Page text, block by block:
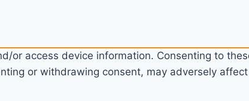
or access device information. Consenting to
or withdrawing consent, may adversely